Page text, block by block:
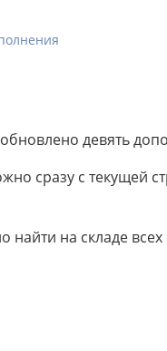
девять
сразу с текущей
на складе